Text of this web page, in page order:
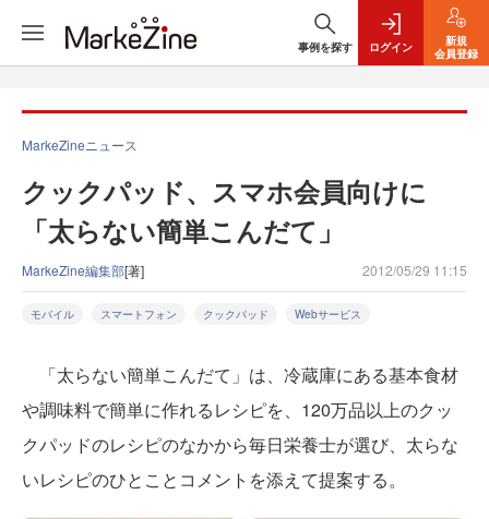
事例を探す ログイン
新規
会員登録
MarkeZineニュース
クックパッド、スマホ会員向けに
「太らない簡単こんだて」
MarkeZine編集部[著] 2012/05/29 11:15
モバイル スマートフォン クックパッド Webサービス
「太らない簡単こんだて」は、冷蔵庫にある基本食材
や調味料で簡単に作れるレシピを、120万品以上のクッ
クパッドのレシピのなかから毎日栄養士が選び、太らな
いレシピのひとことコメントを添えて提案する。